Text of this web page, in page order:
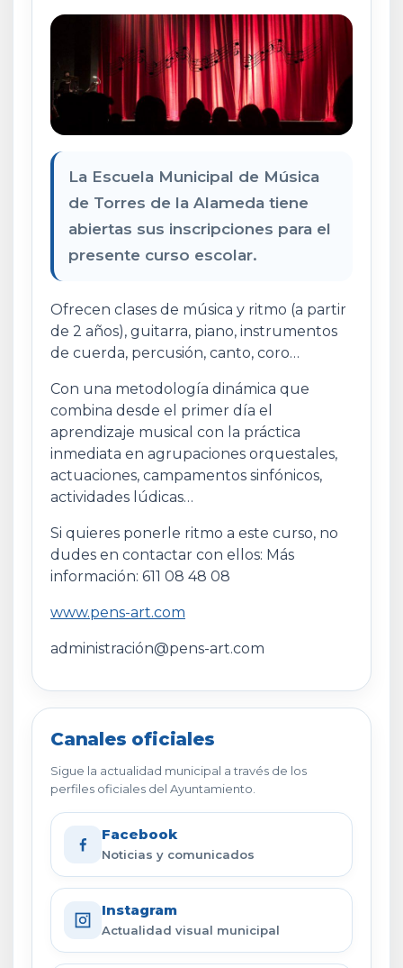
La Escuela Municipal de Música
de Torres de la Alameda tiene
abiertas sus inscripciones para el
presente curso escolar.
Ofrecen clases de música y ritmo (a partir
de 2 años), guitarra, piano, instrumentos
de cuerda, percusión, canto, coro…
Con una metodología dinámica que
combina desde el primer día el
aprendizaje musical con la práctica
inmediata en agrupaciones orquestales,
actuaciones, campamentos sinfónicos,
actividades lúdicas…
Si quieres ponerle ritmo a este curso, no
dudes en contactar con ellos: Más
información: 611 08 48 08
www.pens-art.com
administración@pens-art.com
Canales oficiales
Sigue la actualidad municipal a través de los
perfiles oficiales del Ayuntamiento.
Facebook
Noticias y comunicados
Instagram
Actualidad visual municipal